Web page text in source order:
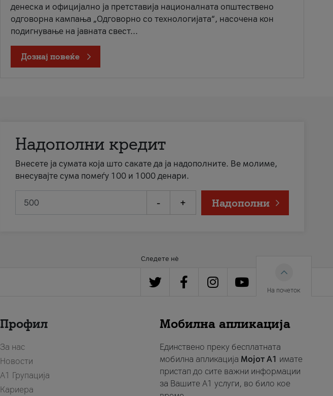
денеска и официјално ја претставија националната општествено
одговорна кампања „Одговорно со технологијата“, насочена кон
подигнување на јавната свест...
Дознај повеќе
Надополни кредит
Внесете ја сумата која што сакате да ја надополните. Ве молиме,
внесувајте сума помеѓу 100 и 1000 денари.
- + Надополни
Следете нè
На почеток
Профил
За нас
Новости
А1 Групација
Кариера
Мобилна апликација
Единствено преку бесплатната
мобилна апликација Мојот A1 имате
пристап до сите важни информации
за Вашите A1 услуги, во било кое